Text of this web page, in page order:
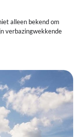
alleen bekend om
verbazingwekkende